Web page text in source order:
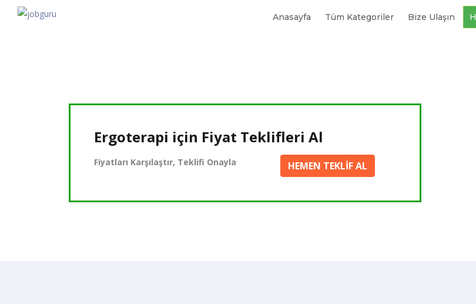
Anasayfa Tüm Kategoriler Bize Ulaşın
Ergoterapi için Fiyat Teklifleri Al
Fiyatları Karşılaştır, Teklifi Onayla HEMEN TEKLİF AL